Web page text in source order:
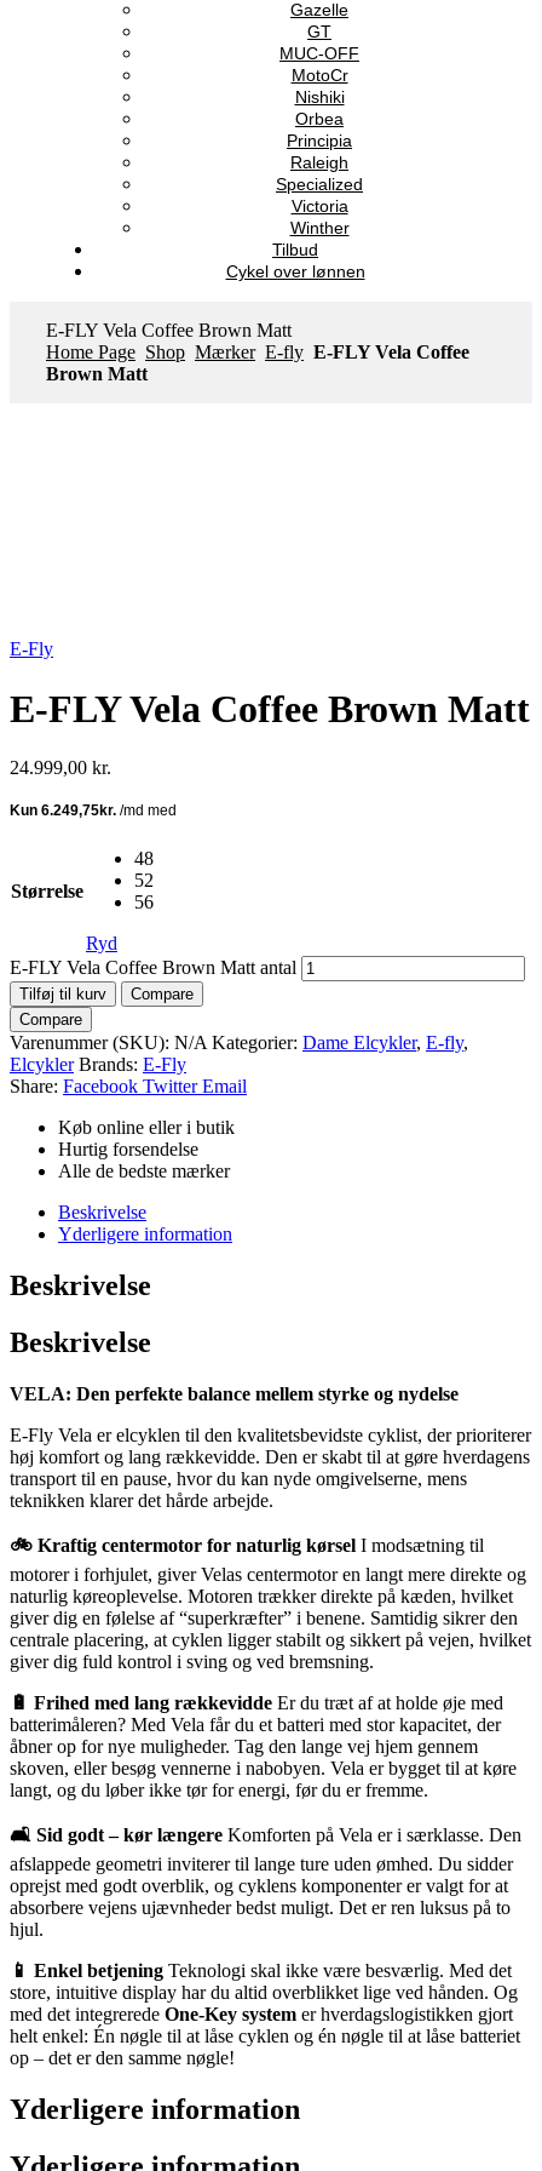
Gazelle
GT
MUC-OFF
MotoCr
Nishiki
Orbea
Principia
Raleigh
Specialized
Victoria
Winther
Tilbud
Cykel over lønnen
E-FLY Vela Coffee Brown Matt
Home Page Shop Mærker E-fly E-FLY Vela Coffee
Brown Matt
E-Fly
E-FLY Vela Coffee Brown Matt
24.999,00 kr.
Størrelse
48
52
56
Ryd
E-FLY Vela Coffee Brown Matt antal
Tilføj til kurv
Compare
Compare
Varenummer (SKU): N/A Kategorier: Dame Elcykler, E-fly,
Elcykler Brands: E-Fly
Share: Facebook Twitter Email
Køb online eller i butik
Hurtig forsendelse
Alle de bedste mærker
Beskrivelse
Yderligere information
Beskrivelse
Beskrivelse
VELA: Den perfekte balance mellem styrke og nydelse
E-Fly Vela er elcyklen til den kvalitetsbevidste cyklist, der prioriterer
høj komfort og lang rækkevidde. Den er skabt til at gøre hverdagens
transport til en pause, hvor du kan nyde omgivelserne, mens
teknikken klarer det hårde arbejde.
🚲 Kraftig centermotor for naturlig kørsel I modsætning til
motorer i forhjulet, giver Velas centermotor en langt mere direkte og
naturlig køreoplevelse. Motoren trækker direkte på kæden, hvilket
giver dig en følelse af “superkræfter” i benene. Samtidig sikrer den
centrale placering, at cyklen ligger stabilt og sikkert på vejen, hvilket
giver dig fuld kontrol i sving og ved bremsning.
🔋 Frihed med lang rækkevidde Er du træt af at holde øje med
batterimåleren? Med Vela får du et batteri med stor kapacitet, der
åbner op for nye muligheder. Tag den lange vej hjem gennem
skoven, eller besøg vennerne i nabobyen. Vela er bygget til at køre
langt, og du løber ikke tør for energi, før du er fremme.
🛋️ Sid godt – kør længere Komforten på Vela er i særklasse. Den
afslappede geometri inviterer til lange ture uden ømhed. Du sidder
oprejst med godt overblik, og cyklens komponenter er valgt for at
absorbere vejens ujævnheder bedst muligt. Det er ren luksus på to
hjul.
📱 Enkel betjening Teknologi skal ikke være besværlig. Med det
store, intuitive display har du altid overblikket lige ved hånden. Og
med det integrerede One-Key system er hverdagslogistikken gjort
helt enkel: Én nøgle til at låse cyklen og én nøgle til at låse batteriet
op – det er den samme nøgle!
Yderligere information